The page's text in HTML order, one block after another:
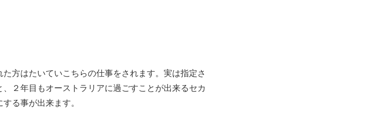
方はたいていこちらの仕事をされます。実は指定さ
２年目もオーストラリアに過ごすことが出来るセカ
る事が出来ます。